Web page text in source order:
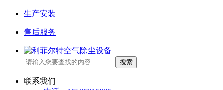
生产安装
售后服务
搜索
联系我们